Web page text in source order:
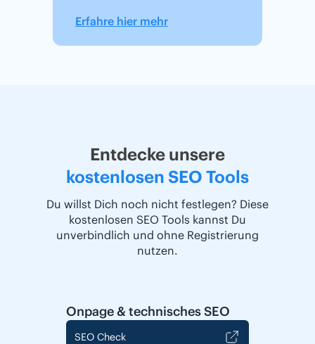
Erfahre hier mehr
Entdecke unsere
kostenlosen SEO Tools
Du willst Dich noch nicht festlegen? Diese
kostenlosen SEO Tools kannst Du
unverbindlich und ohne Registrierung
nutzen.
Onpage & technisches SEO
SEO Check